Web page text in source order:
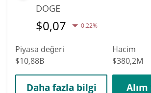
DOGE
$0,07 0.22%
Piyasa değeri
$10,88B
Hacim
$380,2M
Daha fazla bilgi Alım